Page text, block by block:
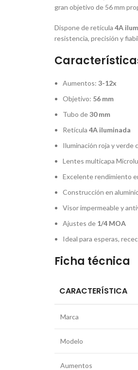
gran objetivo de 56 mm
Dispone de retícula 4A
resistencia, precisión y
Aumentos: 3-12x
Objetivo: 56 mm
Tubo de30 mm
Retícula 4A iluminada
Iluminación roja y verde
Lentes multicapa
Excelente rendimiento
Construcción en
Visor impermeable y
Ajustes de 1/4 MOA
Ideal para esperas,
Ficha técnica
CARACTERÍSTICA
Marca
Modelo
Aumentos